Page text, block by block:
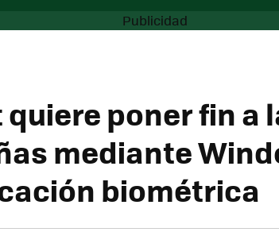
poner fin a
mediante
biométrica